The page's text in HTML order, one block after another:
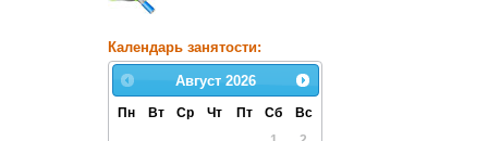
Календарь занятости:
Август 2026
Пн Вт Ср Чт Пт Сб
Вс